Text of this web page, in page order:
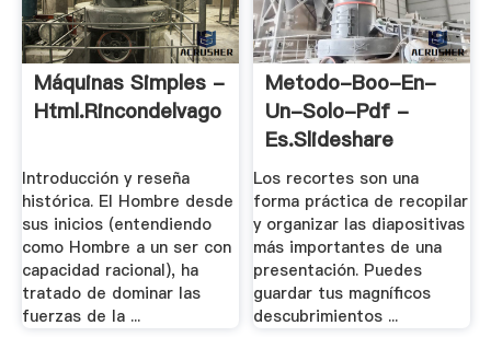
Máquinas Simples -
Html.rincondelvago
Introducción y reseña
histórica. El Hombre desde
sus inicios (entendiendo
como Hombre a un ser con
capacidad racional), ha
tratado de dominar las
fuerzas de la ...
Metodo-Boo-En-
Un-Solo-Pdf -
Es.slideshare
Los recortes son una
forma práctica de recopilar
y organizar las diapositivas
más importantes de una
presentación. Puedes
guardar tus magníficos
descubrimientos ...